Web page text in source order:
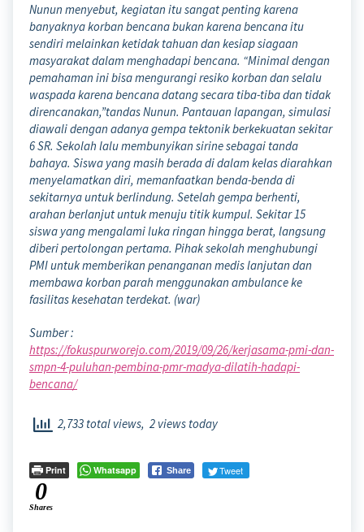
Nunun menyebut, kegiatan itu sangat penting karena
banyaknya korban bencana bukan karena bencana itu
sendiri melainkan ketidak tahuan dan kesiap siagaan
masyarakat dalam menghadapi bencana. “Minimal dengan
pemahaman ini bisa mengurangi resiko korban dan selalu
waspada karena bencana datang secara tiba-tiba dan tidak
direncanakan,”tandas Nunun. Pantauan lapangan, simulasi
diawali dengan adanya gempa tektonik berkekuatan sekitar
6 SR. Sekolah lalu membunyikan sirine sebagai tanda
bahaya. Siswa yang masih berada di dalam kelas diarahkan
menyelamatkan diri, memanfaatkan benda-benda di
sekitarnya untuk berlindung. Setelah gempa berhenti,
arahan berlanjut untuk menuju titik kumpul. Sekitar 15
siswa yang mengalami luka ringan hingga berat, langsung
diberi pertolongan pertama. Pihak sekolah menghubungi
PMI untuk memberikan penanganan medis lanjutan dan
membawa korban parah menggunakan ambulance ke
fasilitas kesehatan terdekat. (war)
Sumber :
https://fokuspurworejo.com/2019/09/26/kerjasama-pmi-dan-
smpn-4-puluhan-pembina-pmr-madya-dilatih-hadapi-
bencana/
2,733 total views, 2 views today
Print Whatsapp Share Tweet
0
Shares